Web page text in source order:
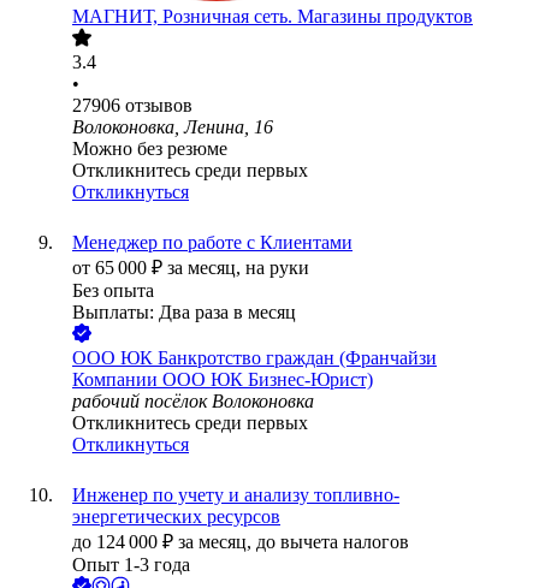
МАГНИТ, Розничная сеть. Магазины продуктов
3.4
•
27906 отзывов
Волоконовка, Ленина, 16
Можно без резюме
Откликнитесь среди первых
Откликнуться
Менеджер по работе с Клиентами
от 65 000 ₽ за месяц, на руки
Без опыта
Выплаты: Два раза в месяц
ООО ЮК Банкротство граждан (Франчайзи
Компании ООО ЮК Бизнес-Юрист)
рабочий посёлок Волоконовка
Откликнитесь среди первых
Откликнуться
Инженер по учету и анализу топливно-
энергетических ресурсов
до 124 000 ₽ за месяц, до вычета налогов
Опыт 1-3 года